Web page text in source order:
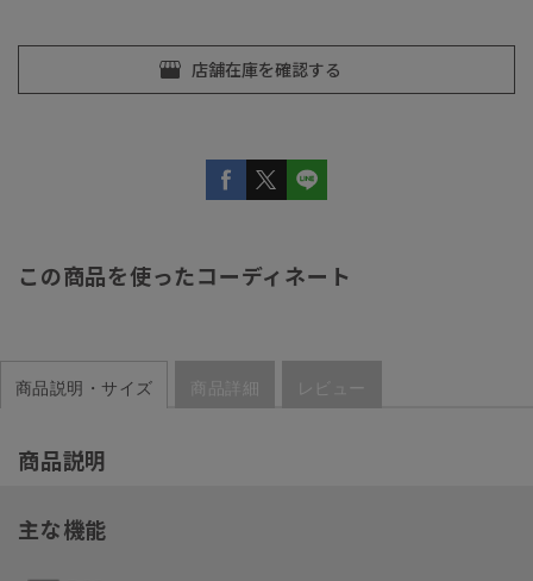
この商品を使ったコーディネート
商品説明・サイズ 商品詳細 レビュー
商品説明
主な機能